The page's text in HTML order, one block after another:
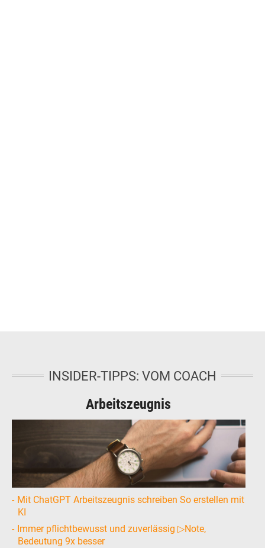
INSIDER-TIPPS: VOM COACH
Arbeitszeugnis
Mit ChatGPT Arbeitszeugnis schreiben So erstellen mit
KI
Immer pflichtbewusst und zuverlässig ▷Note,
Bedeutung 9x besser